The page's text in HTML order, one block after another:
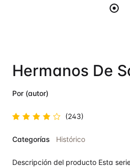
Hermanos De
Por (autor)
en4.8de
(243)
Categorías Histórico
Descripción del producto Esta